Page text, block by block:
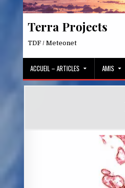
Terra Projects
TDF / Meteonet
ACCUEIL – ARTICLES AMIS